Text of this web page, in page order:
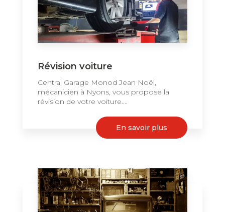
Révision voiture
Central Garage Monod Jean Noël,
mécanicien à Nyons, vous propose la
révision de votre voiture....
En savoir plus